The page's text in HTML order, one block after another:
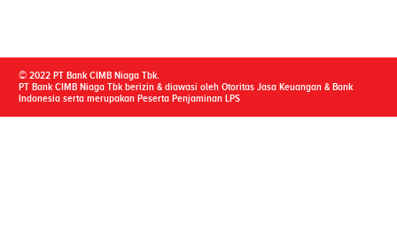
© 2022 PT Bank CIMB Niaga Tbk.
PT Bank CIMB Niaga Tbk berizin & diawasi oleh Otoritas Jasa Keuangan & Bank
Indonesia serta merupakan Peserta Penjaminan LPS